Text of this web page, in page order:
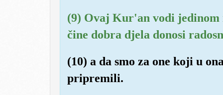
(9) Ovaj Kur'an vodi
čine dobra djela donosi
(10) a da smo za one koji u
pripremili.